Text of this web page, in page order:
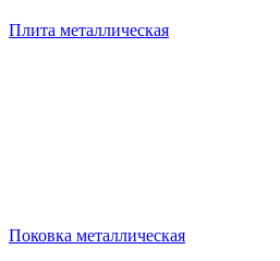
Плита металлическая
Поковка металлическая